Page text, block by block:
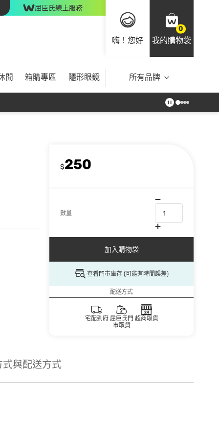
屈臣氏線上服務
嗨！您好
0
我的購物袋
閒 箱購專區 隱形眼鏡 所有品牌
$250
數量
加入購物袋
查看門市庫存 (可能有時間誤差)
配送方式
宅配到府 屈臣氏門
市取貨
超商取貨
式與配送方式